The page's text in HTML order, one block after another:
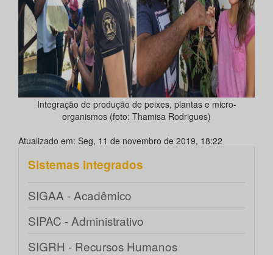
Integração de produção de peixes, plantas e micro-
organismos (foto: Thamisa Rodrigues)
Atualizado em: Seg, 11 de novembro de 2019, 18:22
Sistemas integrados
SIGAA - Acadêmico
SIPAC - Administrativo
SIGRH - Recursos Humanos